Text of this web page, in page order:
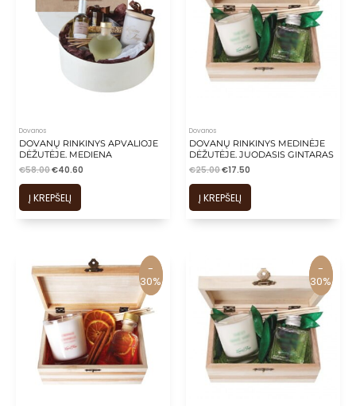
Dovanos
DOVANŲ RINKINYS APVALIOJE
DĖŽUTĖJE. MEDIENA
€58.00€40.60
Į KREPŠELĮ
Dovanos
DOVANŲ RINKINYS MEDINĖJE
DĖŽUTĖJE. JUODASIS GINTARAS
€25.00€17.50
Į KREPŠELĮ
-
30%
-
30%
-
30%
-
30%